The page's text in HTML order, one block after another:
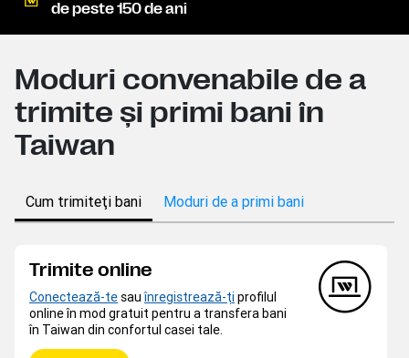
de peste 150 de ani
Moduri convenabile de a
trimite şi primi bani în
Taiwan
Cum trimiteţi bani Moduri de a primi bani
Trimite online
Conectează-tesauînregistrează-ţi profilul
online în mod gratuit pentru a transfera bani
în Taiwan din confortul casei tale.